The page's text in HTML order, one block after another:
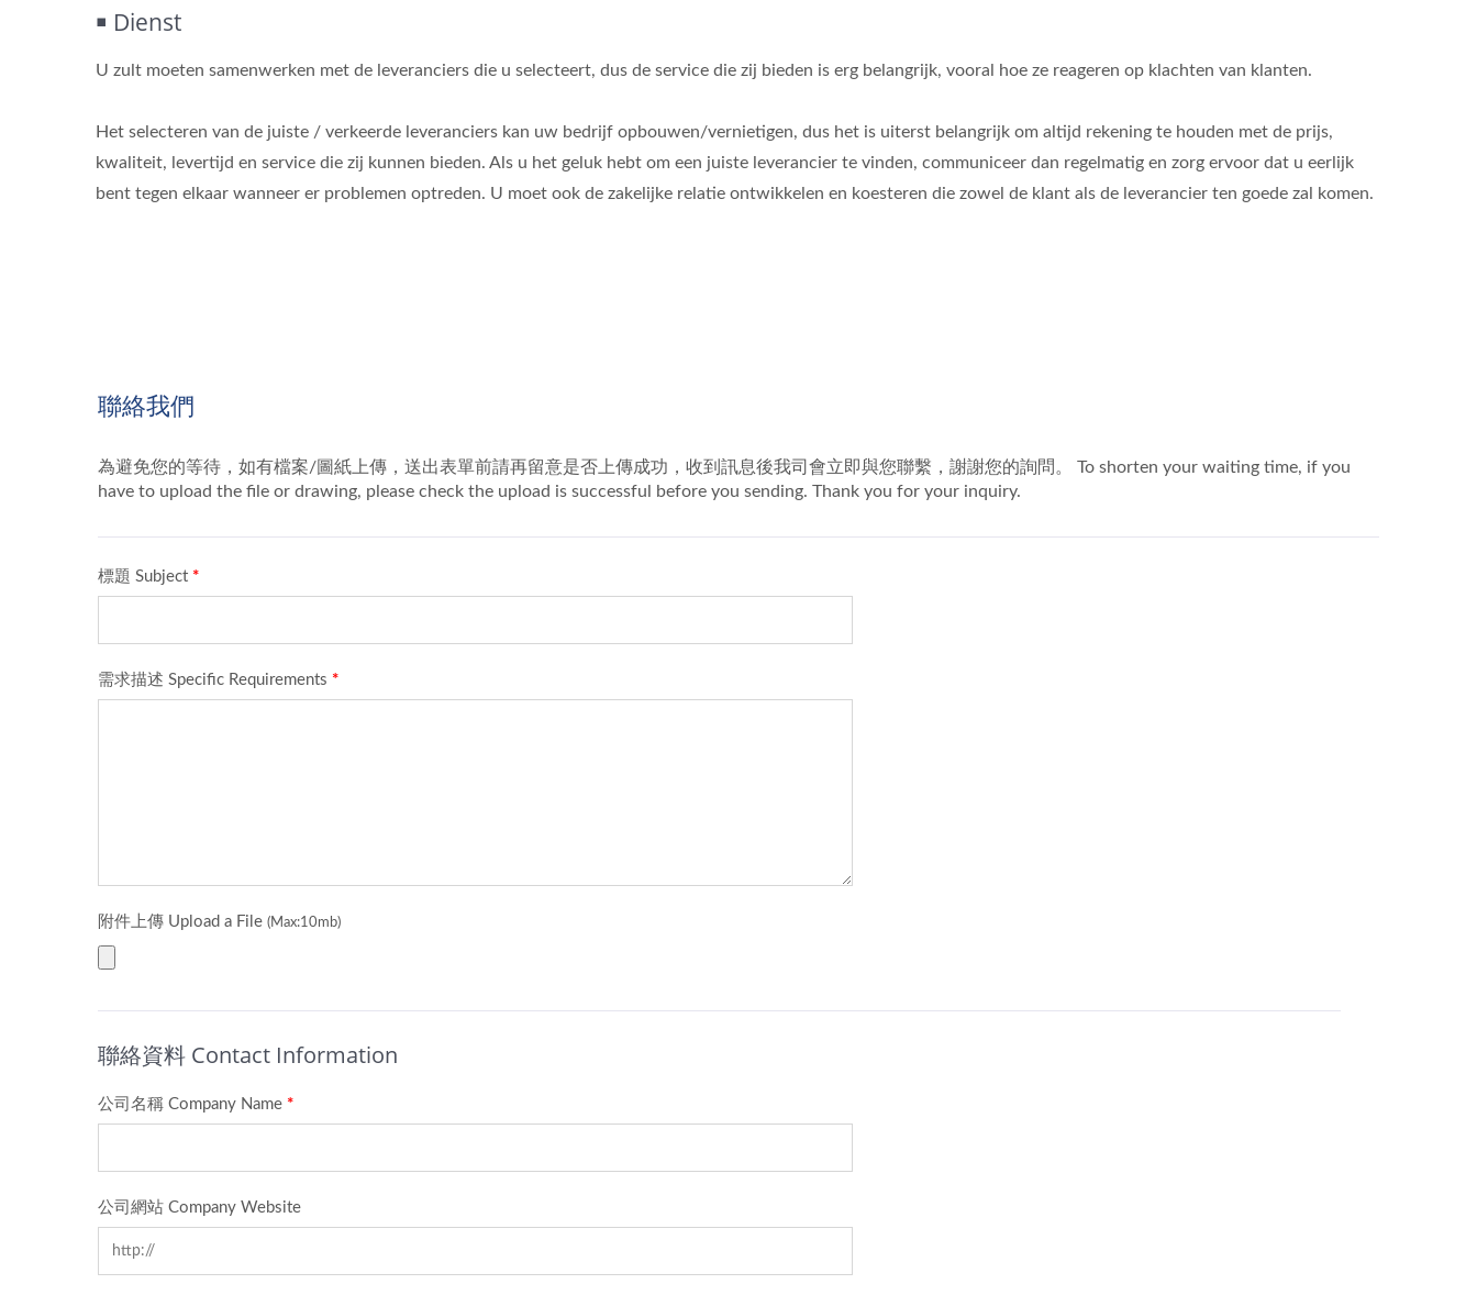
￭ Dienst
U zult moeten samenwerken met de leveranciers die u selecteert, dus de service die zij bieden is erg belangrijk, vooral hoe ze reageren op klachten van klanten.
Het selecteren van de juiste / verkeerde leveranciers kan uw bedrijf opbouwen/vernietigen, dus het is uiterst belangrijk om altijd rekening te houden met de prijs,
kwaliteit, levertijd en service die zij kunnen bieden. Als u het geluk hebt om een juiste leverancier te vinden, communiceer dan regelmatig en zorg ervoor dat u eerlijk
bent tegen elkaar wanneer er problemen optreden. U moet ook de zakelijke relatie ontwikkelen en koesteren die zowel de klant als de leverancier ten goede zal komen.